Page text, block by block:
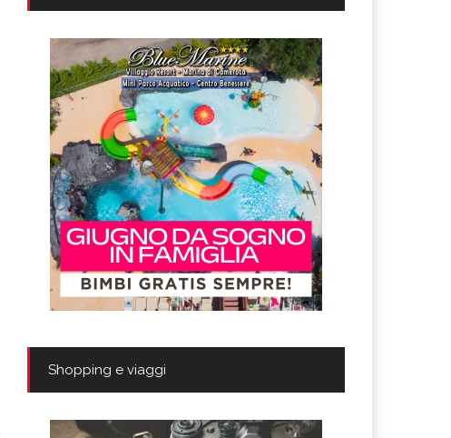
Shopping e viaggi